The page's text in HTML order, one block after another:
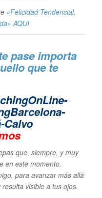
«Felicidad Tendencial.
AQUI
pase importa
que te
que, siempre, y muy
en este momento.
para avanzar más allá
visible a tus ojos.